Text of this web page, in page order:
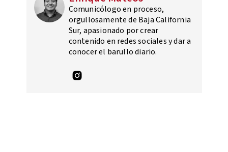
Comunicólogo en proceso,
orgullosamente de Baja California
Sur, apasionado por crear
contenido en redes sociales y dar a
conocer el barullo diario.